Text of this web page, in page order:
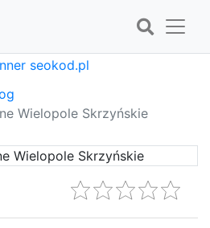
Wielopole Skrzyńskie